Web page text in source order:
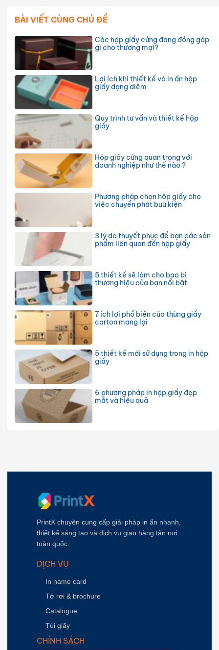
BÀI VIẾT CÙNG CHỦ ĐỀ
Các hộp giấy cứng đang đóng góp
gì cho thương mại?
Lợi ích khi thiết kế và in ấn hộp
giấy dạng diêm
Quy trình tư vấn và thiết kế hộp
giấy
Hộp giấy cứng quan trọng với
doanh nghiệp như thế nào ?
Phương pháp chọn hộp giấy cho
việc chuyển phát bưu kiện
3 lý do thuyết phục để bạn các sản
phẩm liên quan đến hộp giấy
5 thiết kế sẽ làm cho bao bì
thương hiệu của bạn nổi bật
7 ích lợi phổ biến của thùng giấy
carton mang lại
5 thiết kế mới sử dụng trong in hộp
giấy
6 phương pháp in hộp giấy đẹp
mắt và hiệu quả
PrintX chuyên cung cấp giải pháp in ấn nhanh,
thiết kế sáng tạo và dịch vụ giao hàng tận nơi
toàn quốc.
DỊCH VỤ
In name card
Tờ rơi & brochure
Catalogue
Túi giấy
CHÍNH SÁCH